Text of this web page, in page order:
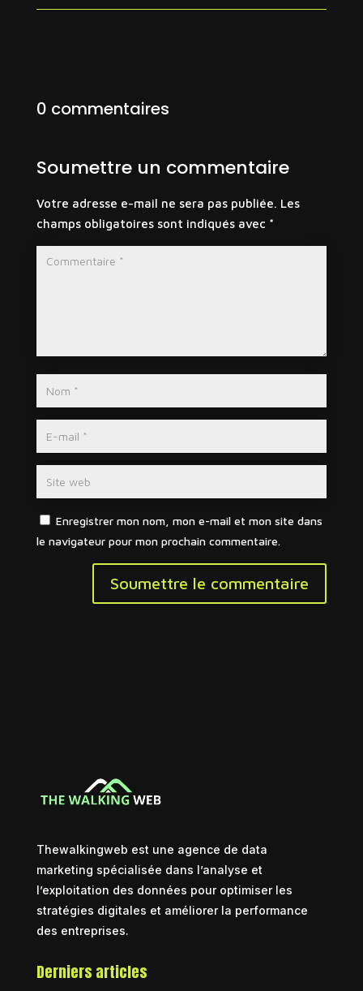
0 commentaires
Soumettre un commentaire
Votre adresse e-mail ne sera pas publiée. Les
champs obligatoires sont indiqués avec *
Enregistrer mon nom, mon e-mail et mon site dans
le navigateur pour mon prochain commentaire.
Soumettre le commentaire
Thewalkingweb est une agence de data
marketing spécialisée dans l’analyse et
l’exploitation des données pour optimiser les
stratégies digitales et améliorer la performance
des entreprises.
Derniers articles